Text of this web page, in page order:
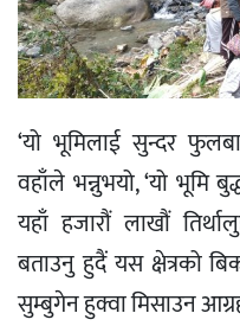
‘यो भूमिलाई सुन्दर
वहाँले भन्नुभयो, ‘यो भूमि
यहाँ हजारौं लाखौं
बताउनु हुदैं यस क्षेत्रको
सुम्बुगेन हुक्वा मिसाउन